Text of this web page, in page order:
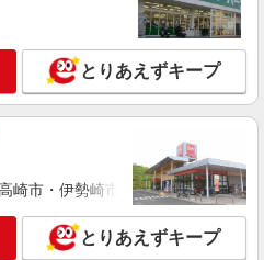
とりあえずキープ
崎市・伊勢崎市・太田市・館林市
とりあえずキープ